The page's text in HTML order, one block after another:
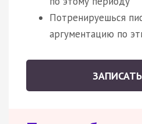
Потренируешься
аргументацию по